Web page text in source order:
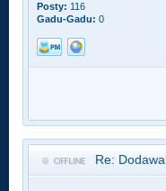
Posty: 116
Gadu-Gadu: 0
Re: